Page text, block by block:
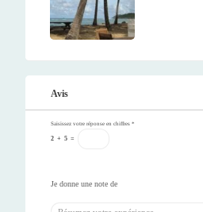
Avis
Saisissez votre réponse en chiffres *
2 + 5 =